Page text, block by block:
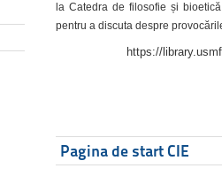
la Catedra de filosofie și
pentru a discuta despre
https://
Pagina de start CIE